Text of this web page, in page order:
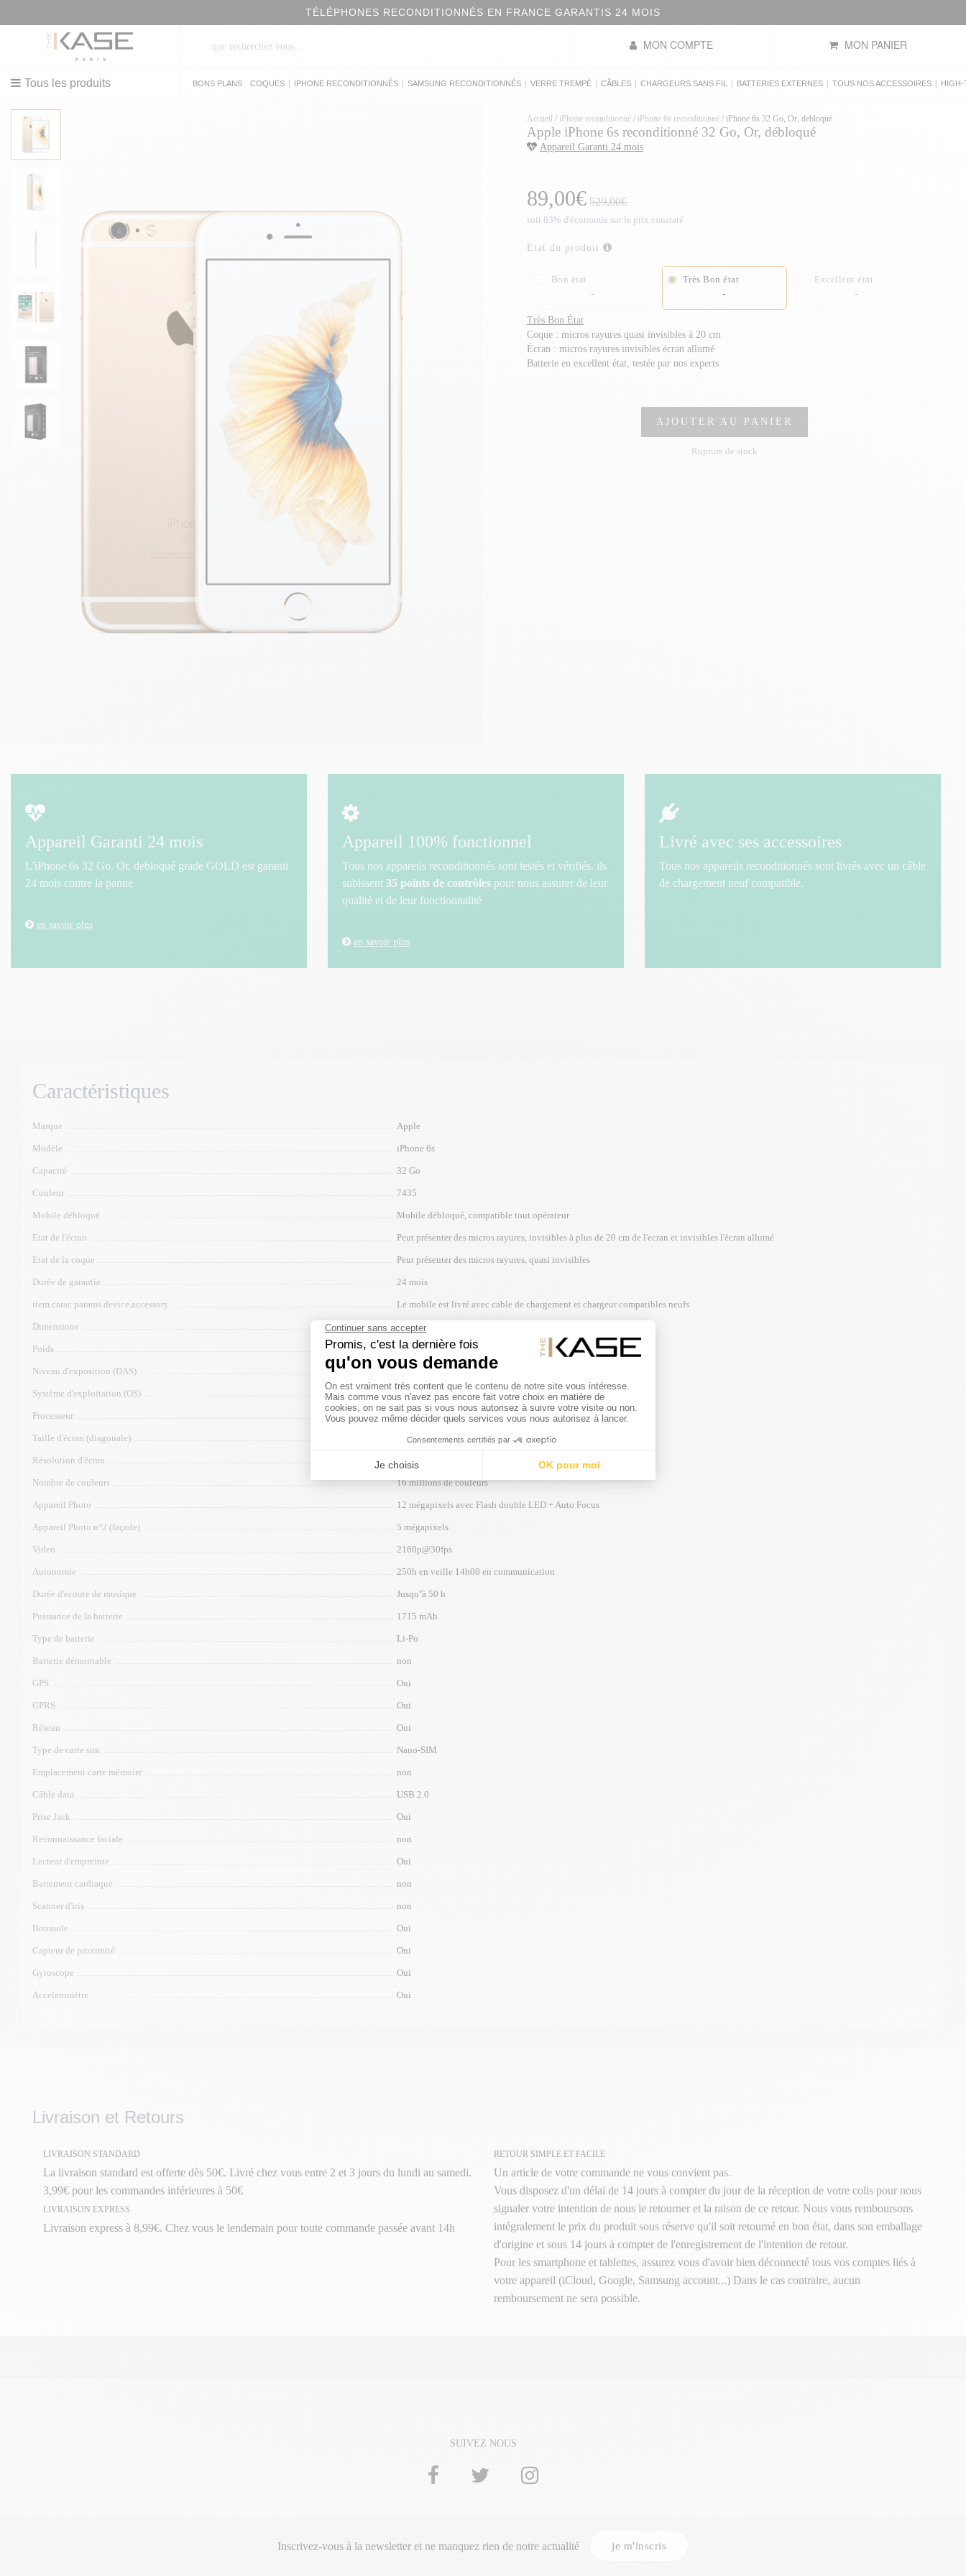
TÉLÉPHONES RECONDITIONNÉS EN FRANCE GARANTIS 24 MOIS
Tous les produits
MON COMPTE MON PANIER
BONS PLANS COQUES IPHONE RECONDITIONNÉS SAMSUNG RECONDITIONNÉS VERRE TREMPÉ CÂBLES CHARGEURS SANS FIL BATTERIES EXTERNES TOUS NOS ACCESSOIRES HIGH-
Accueil / iPhone reconditionné / iPhone 6s reconditionné / iPhone 6s 32 Go, Or, debloqué
Apple iPhone 6s reconditionné 32 Go, Or, débloqué
Appareil Garanti 24 mois
89,00€ 529,00€
soit 83% d'économie sur le prix constaté
Etat du produit
Bon état
-
Très Bon état
-
Excellent état
-
Très Bon État
Coque : micros rayures quasi invisibles à 20 cm
Écran : micros rayures invisibles écran allumé
Batterie en excellent état, testée par nos experts
AJOUTER AU PANIER
Rupture de stock
Appareil Garanti 24 mois
L'iPhone 6s 32 Go, Or, debloqué grade GOLD est garanti
24 mois contre la panne
en savoir plus
Appareil 100% fonctionnel
Tous nos appareils reconditionnés sont testés et vérifiés. ils
subissent 35 points de contrôles pour nous assurer de leur
qualité et de leur fonctionnalité
en savoir plus
Livré avec ses accessoires
Tous nos appareils reconditionnés sont livrés avec un câble
de chargement neuf compatible.
Caractéristiques
Marque Apple
Modèle iPhone 6s
Capacité 32 Go
Couleur 7435
Mobile débloqué Mobile débloqué, compatible tout opérateur
Etat de l'écran Peut présenter des micros rayures, invisibles à plus de 20 cm de l'ecran et invisibles l'écran allumé
Etat de la coque Peut présenter des micros rayures, quasi invisibles
Durée de garantie 24 mois
item.carac.params.device.accessory Le mobile est livré avec cable de chargement et chargeur compatibles neufs
Dimensions 138,3 x 67 x 7,1 mm
Poids 143 grammes
Niveau d'exposition (DAS) 0,87 W/Kg
Système d'exploitation (OS) iOS
Processeur Apple A9 - 1.7 GHz
Taille d'écran (diagonale) 4,7 pouces
Résolution d'écran 1334 x 750 pixels
Nombre de couleurs 16 millions de couleurs
Appareil Photo 12 mégapixels avec Flash double LED + Auto Focus
Appareil Photo n°2 (façade) 5 mégapixels
Video 2160p@30fps
Autonomie 250h en veille 14h00 en communication
Durée d'ecoute de musique Jusqu''à 50 h
Puissance de la batterie 1715 mAh
Type de batterie Li-Po
Batterie démontable non
GPS Oui
GPRS Oui
Réseau Oui
Type de carte sim Nano-SIM
Emplacement carte mémoire non
Câble data USB 2.0
Prise Jack Oui
Reconnaissance faciale non
Lecteur d'empreinte Oui
Battement cardiaque non
Scanner d'iris non
Boussole Oui
Capteur de proximité Oui
Gyroscope Oui
Acceleromètre Oui
Livraison et Retours
LIVRAISON STANDARD
La livraison standard est offerte dès 50€. Livré chez vous entre 2 et 3 jours du lundi au samedi.
3,99€ pour les commandes inférieures à 50€
LIVRAISON EXPRESS
Livraison express à 8,99€. Chez vous le lendemain pour toute commande passée avant 14h
RETOUR SIMPLE ET FACILE
Un article de votre commande ne vous convient pas.
Vous disposez d'un délai de 14 jours à compter du jour de la réception de votre colis pour nous
signaler votre intention de nous le retourner et la raison de ce retour. Nous vous remboursons
intégralement le prix du produit sous réserve qu'il soit retourné en bon état, dans son emballage
d'origine et sous 14 jours à compter de l'enregistrement de l'intention de retour.
Pour les smartphone et tablettes, assurez vous d'avoir bien déconnecté tous vos comptes liés à
votre appareil (iCloud, Google, Samsung account...) Dans le cas contraire, aucun
remboursement ne sera possible.
SUIVEZ NOUS
Inscrivez-vous à la newsletter et ne manquez rien de notre actualité je m'inscris